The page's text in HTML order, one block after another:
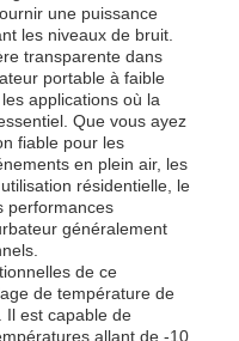
une puissance
les niveaux de bruit.
transparente dans
portable à faible
applications où la
Que vous ayez
fiable pour les
en plein air, les
résidentielle, le
performances
généralement
de ce
de température de
Il est capable de
allant de -10